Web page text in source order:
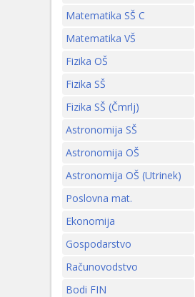
Matematika SŠ C
Matematika VŠ
Fizika OŠ
Fizika SŠ
Fizika SŠ (Čmrlj)
Astronomija SŠ
Astronomija OŠ
Astronomija OŠ (Utrinek)
Poslovna mat.
Ekonomija
Gospodarstvo
Računovodstvo
Bodi FIN